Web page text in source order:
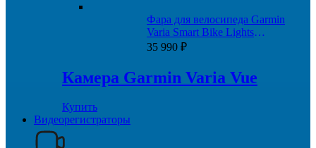
Фара для велосипеда Garmin
Varia Smart Bike Lights
HL500+TL300
35 990 ₽
Камера Garmin Varia Vue
Купить
Видеорегистраторы